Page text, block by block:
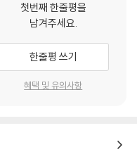
첫번째 한줄평을
남겨주세요.
한줄평 쓰기
혜택 및 유의사항